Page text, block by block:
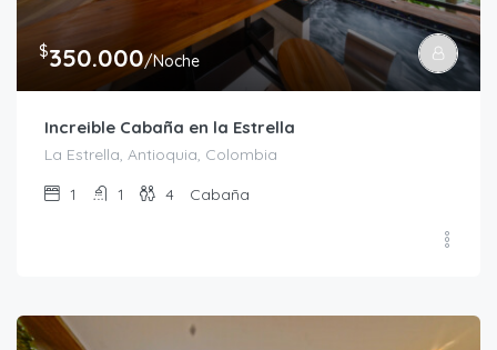
$350.000/Noche
Increible Cabaña en la Estrella
La Estrella, Antioquia, Colombia
1
1 4 Cabaña